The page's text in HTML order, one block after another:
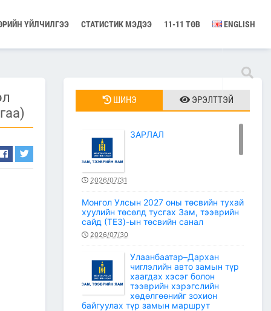
ҮЙЛЧИЛГЭЭ СТАТИСТИК МЭДЭЭ 11-11 ТӨВ ENGLISH
ШИНЭ ЭРЭЛТТЭЙ
ЗАРЛАЛ
2026/07/31
Монгол Улсын 2027 оны төсвийн тухай
хуулийн төсөлд тусгах Зам, тээврийн
сайд (ТЕЗ)-ын төсвийн санал
2026/07/30
Улаанбаатар–Дархан
чиглэлийн авто замын түр
хаагдах хэсэг болон
тээврийн хэрэгслийн
хөдөлгөөнийг зохион
байгуулах түр замын маршрут